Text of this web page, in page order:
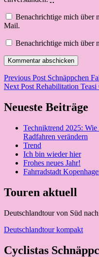
Benachrichtige mich über
Mail.
Benachrichtige mich über
Beitragsnavigation
Previous Post Schnäppchen
Next Post Rehabilitation Teasi
Neueste Beiträge
Techniktrend 2025:
Radfahren verändern
Trend
Ich bin wieder hier
Frohes neues Jahr!
Fahrradstadt
Touren aktuell
Deutschlandtour von Süd
Deutschlandtour kompakt
Cyclistas